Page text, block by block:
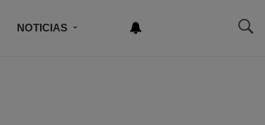
NOTICIAS